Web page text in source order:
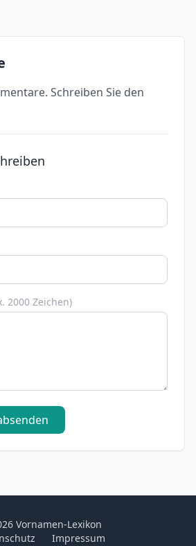
Schreiben Sie den
2000 Zeichen)
Vornamen-Lexikon
Impressum